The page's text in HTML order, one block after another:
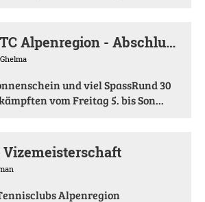
Clubturnier TC Alpenregion - Abschlussbericht
und viel SpassRund 30
vom Freitag 5. bis Son...
Vizemeisterschaft
Alpenregion